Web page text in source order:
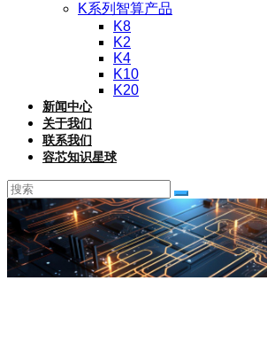
K系列智算产品
K8
K2
K4
K10
K20
新闻中心
关于我们
联系我们
容芯知识星球